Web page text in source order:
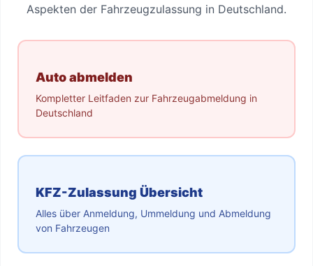
Aspekten der Fahrzeugzulassung in Deutschland.
Auto abmelden
Kompletter Leitfaden zur Fahrzeugabmeldung in
Deutschland
KFZ-Zulassung Übersicht
Alles über Anmeldung, Ummeldung und Abmeldung
von Fahrzeugen